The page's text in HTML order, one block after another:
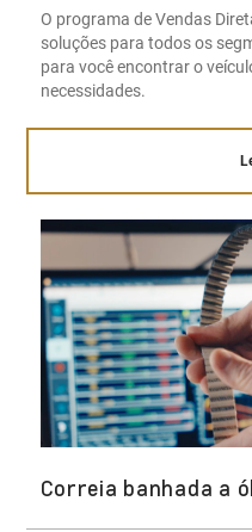
O programa de Vendas
soluções para todos os
para você encontrar o
necessidades.
Correia banhada a